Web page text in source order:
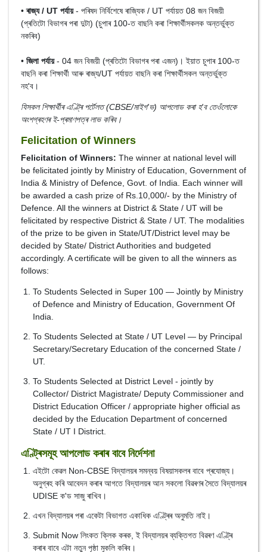
•ৰাজ্য / UT পৰ্যায়- পৰিষদ নিৰ্বিশেষে ৰাজ্যিক / UT পৰ্যায়ত 08 জন বিজয়ী
(প্ৰতিটো বিভাগৰ পৰা দুটা) (চুপাৰ 100-ত বাছনি কৰা শিক্ষাৰ্থীসকলক অন্তৰ্ভুক্ত
নকৰিব)
• জিলা পৰ্যায়- 04 জন বিজয়ী (প্ৰতিটো বিভাগৰ পৰা এজন)। ইয়াত চুপাৰ 100-ত
বাছনি কৰা শিক্ষাৰ্থী আৰু ৰাজ্য/UT পৰ্যায়ত বাছনি কৰা শিক্ষাৰ্থীসকল অন্তৰ্ভুক্ত
নহ'ব।
যিসকল শিক্ষাৰ্থীৰ এণ্ট্ৰি পৰ্টেলত (CBSE/মাইগ'ভ) আপলোড কৰা হ'ব তেওঁলোকে
অংশগ্ৰহণৰ ই-প্ৰমাণপত্ৰ লাভ কৰিব।
Felicitation of Winners
Felicitation of Winners: The winner at national level will
be felicitated jointly by Ministry of Education, Government of
India & Ministry of Defence, Govt. of India. Each winner will
be awarded a cash prize of Rs.10,000/- by the Ministry of
Defence. All the winners at District & State / UT will be
felicitated by respective District & State / UT. The modalities
of the prize to be given in State/UT/District level may be
decided by State/ District Authorities and budgeted
accordingly. A certificate will be given to all the winners as
follows:
To Students Selected in Super 100 — Jointly by Ministry
of Defence and Ministry of Education, Government Of
India.
To Students Selected at State / UT Level — by Principal
Secretary/Secretary Education of the concerned State /
UT.
To Students Selected at District Level - jointly by
Collector/ District Magistrate/ Deputy Commissioner and
District Education Officer / appropriate higher official as
decided by the Education Department of concerned
State / UT I District.
এণ্ট্ৰিসমূহ আপলোড কৰাৰ বাবে নিৰ্দেশনা
এইটো কেৱল Non-CBSE বিদ্যালয়ৰ সমন্বয় বিষয়াসকলৰ বাবে প্ৰযোজ্য।
অনুগ্ৰহ কৰি আবেদন কৰাৰ আগতে বিদ্যালয়ৰ আন সকলো বিৱৰণৰ সৈতে বিদ্যালয়ৰ
UDISE ক'ড সাজু ৰাখিব।
এখন বিদ্যালয়ৰ পৰা একেটা বিভাগত একাধিক এণ্ট্ৰিৰ অনুমতি নাই।
Submit Now লিংকত ক্লিক কৰক, ই বিদ্যালয়ৰ ব্যক্তিগত বিৱৰণ এণ্ট্ৰি
কৰাৰ বাবে এটা নতুন পৃষ্ঠা মুকলি কৰিব।